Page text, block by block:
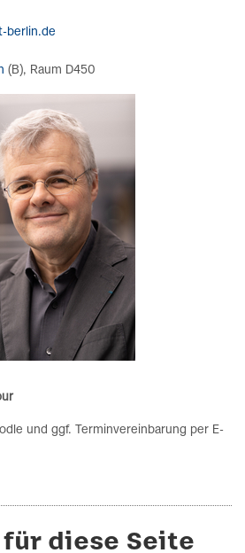
berlin.de
(B), Raum D450
und ggf. Terminvereinbarung per E-
diese Seite